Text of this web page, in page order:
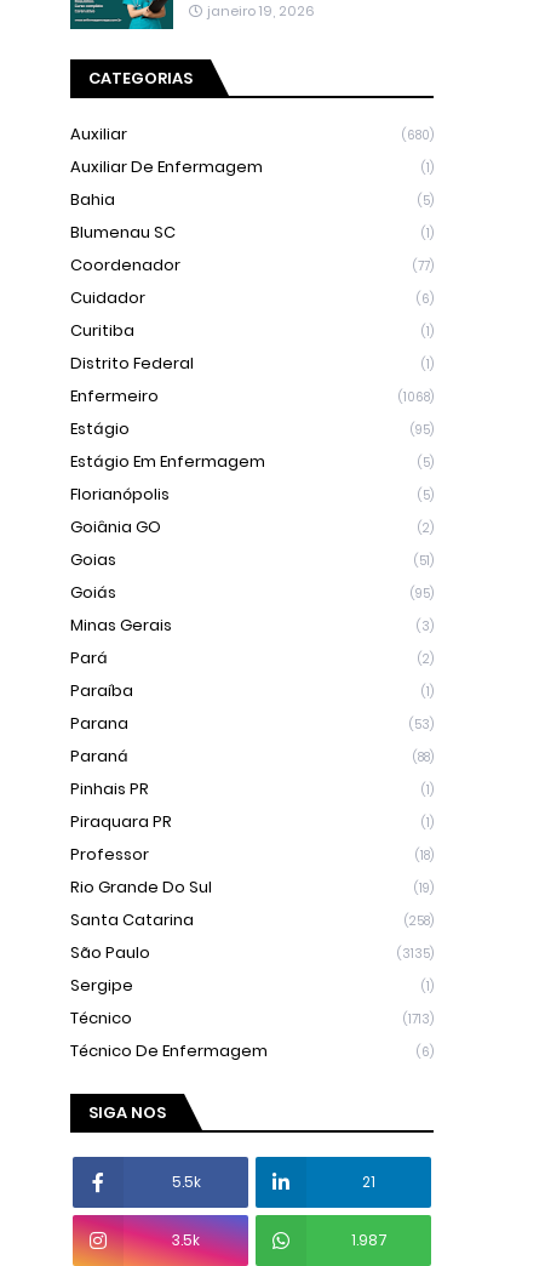
janeiro 19, 2026
CATEGORIAS
Auxiliar (680)
Auxiliar De Enfermagem (1)
Bahia (5)
Blumenau SC (1)
Coordenador (77)
Cuidador (6)
Curitiba (1)
Distrito Federal (1)
Enfermeiro (1068)
Estágio (95)
Estágio Em Enfermagem (5)
Florianópolis (5)
Goiânia GO (2)
Goias (51)
Goiás (95)
Minas Gerais (3)
Pará (2)
Paraíba (1)
Parana (53)
Paraná (88)
Pinhais PR (1)
Piraquara PR (1)
Professor (18)
Rio Grande Do Sul (19)
Santa Catarina (258)
São Paulo (3135)
Sergipe (1)
Técnico (1713)
Técnico De Enfermagem (6)
SIGA NOS
5.5k 21
3.5k 1.987